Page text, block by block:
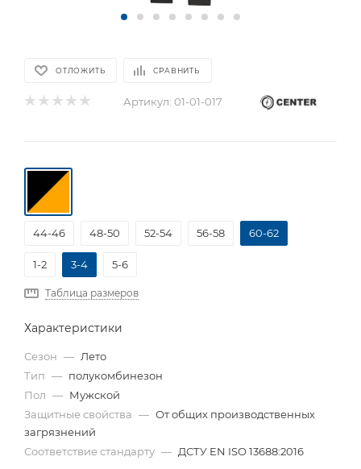
ОТЛОЖИТЬ СРАВНИТЬ
Артикул: 01-01-017
44-46 48-50 52-54 56-58 60-62
1-2 3-4 5-6
Таблица размеров
Характеристики
Сезон — Лето
Тип — полукомбинезон
Пол — Мужской
Защитные свойства — От общих производственных
загрязнений
Соответствие стандарту — ДСТУ EN ISO 13688:2016